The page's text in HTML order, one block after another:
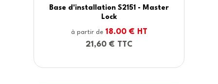
Base d'installation S2151 - Master
Lock
à partir de 18.00 € HT
21,60 € TTC